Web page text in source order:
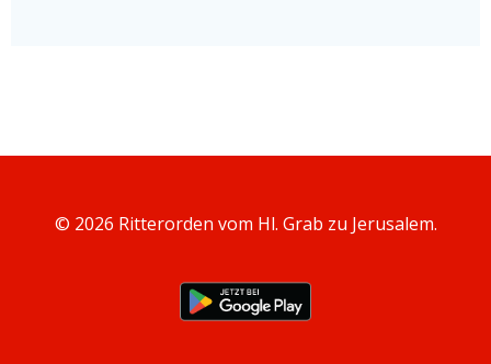
© 2026 Ritterorden vom Hl. Grab zu Jerusalem.